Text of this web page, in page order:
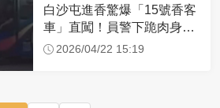
白沙屯進香驚爆「15號香客
車」直闖！員警下跪肉身擋
車：讓行人先過
2026/04/22 15:19